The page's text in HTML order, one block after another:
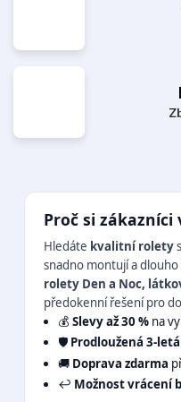
Proč si zákazníci
Hledáte kvalitní rolety
snadno montují a dlouho
rolety Den a Noc,
předokenní řešení pro
💰 Slevy až 30 %na
🛡️ Prodloužená 3-
🚚 Doprava zdarma
↩️ Možnost vrácení